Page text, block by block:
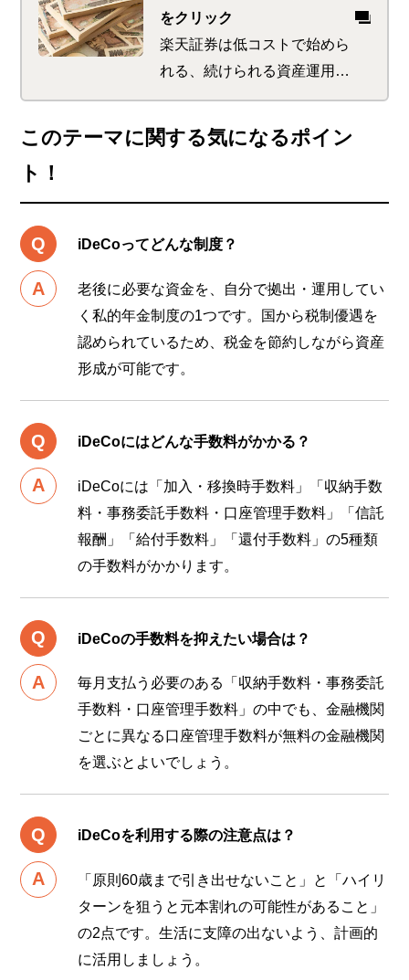
をクリック
楽天証券は低コストで始めら
れる、続けられる資産運用の
サポートが特徴。 初めてで
天ポイントをゲットできるサ
ントを使っての投資で、楽天
トが最大＋1倍になります
このテーマに関する気になるポイン
ト！
iDeCoってどんな制度？
老後に必要な資金を、自分で拠出・運用してい
く私的年金制度の1つです。国から税制優遇を
認められているため、税金を節約しながら資産
形成が可能です。
iDeCoにはどんな手数料がかかる？
iDeCoには「加入・移換時手数料」「収納手数
料・事務委託手数料・口座管理手数料」「信託
報酬」「給付手数料」「還付手数料」の5種類
の手数料がかかります。
iDeCoの手数料を抑えたい場合は？
毎月支払う必要のある「収納手数料・事務委託
手数料・口座管理手数料」の中でも、金融機関
ごとに異なる口座管理手数料が無料の金融機関
を選ぶとよいでしょう。
iDeCoを利用する際の注意点は？
「原則60歳まで引き出せないこと」と「ハイリ
ターンを狙うと元本割れの可能性があること」
の2点です。生活に支障の出ないよう、計画的
に活用しましょう。